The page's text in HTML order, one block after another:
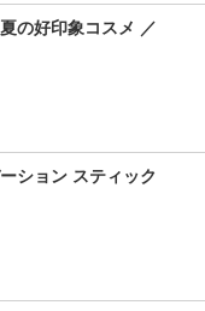
の好印象コスメ ／
ション スティック